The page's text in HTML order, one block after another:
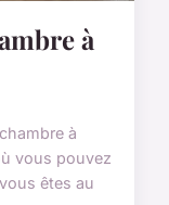
à
à
vous pouvez
êtes au